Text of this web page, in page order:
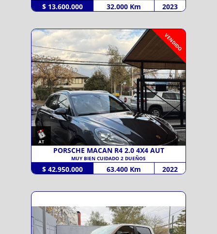
$ 13.600.000 32.000 Km 2023
VENDIDO
PORSCHE MACAN R4 2.0 4X4 AUT
MUY BIEN CUIDADO 2 DUEÑOS
$ 42.950.000 63.400 Km 2022